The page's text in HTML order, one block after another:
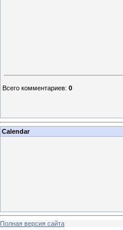
Всего комментариев: 0
Calendar
Полная версия сайта